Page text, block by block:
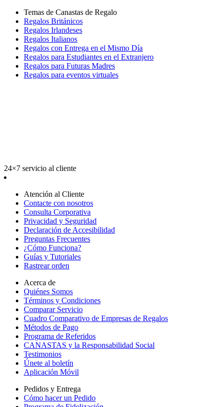
Temas de Canastas de Regalo
Regalos Británicos
Regalos Irlandeses
Regalos Italianos
Regalos con Entrega en el Mismo Día
Regalos para Estudiantes en el Extranjero
Regalos para Futuras Madres
Regalos para eventos virtuales
24×7 servicio al cliente
Atención al Cliente
Contacte con nosotros
Consulta Corporativa
Privacidad y Seguridad
Declaración de Accesibilidad
Preguntas Frecuentes
¿Cómo Funciona?
Guías y Tutoriales
Rastrear orden
Acerca de
Quiénes Somos
Términos y Condiciones
Comparar Servicio
Cuadro Comparativo de Empresas de Regalos
Métodos de Pago
Programa de Referidos
CANASTAS y la Responsabilidad Social
Testimonios
Únete al boletín
Aplicación Móvil
Pedidos y Entrega
Cómo hacer un Pedido